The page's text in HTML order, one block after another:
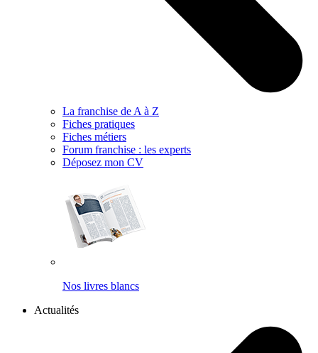
La franchise de A à Z
Fiches pratiques
Fiches métiers
Forum franchise : les experts
Déposez mon CV
Nos livres blancs
Actualités